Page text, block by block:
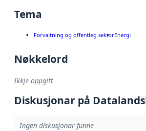
Tema
Forvaltning og offentleg sektorEnergi
Nøkkelord
Ikkje oppgitt
Diskusjonar på
Ingen diskusjonar funne